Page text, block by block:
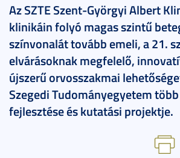
Az SZTE Szent-Györgyi Albert
klinikáin folyó magas szintű
színvonalát tovább emeli, a 21.
elvárásoknak megfelelő,
újszerű orvosszakmai
Szegedi Tudományegyetem
fejlesztése és kutatási projektje.